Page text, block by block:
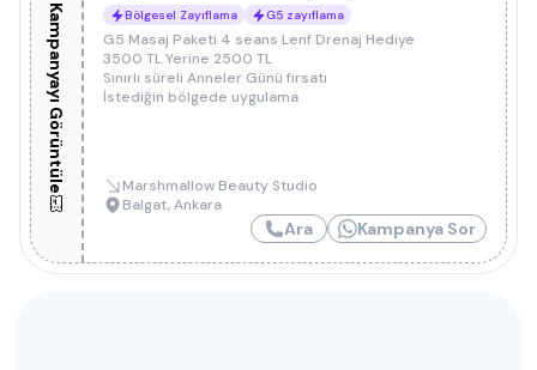
Kampanyayı Görüntüle Bölgesel Zayıflama G5 zayıflama
G5 Masaj Paketi 4 seans Lenf Drenaj Hediye
3500 TL Yerine 2500 TL
Sınırlı süreli Anneler Günü fırsatı
İstediğin bölgede uygulama
Marshmallow Beauty Studio
Balgat,Ankara
Ara Kampanya Sor